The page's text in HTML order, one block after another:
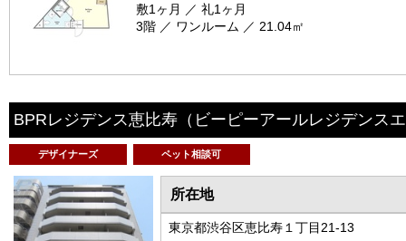
敷1ヶ月 ／ 礼1ヶ月
3階 ／ ワンルーム ／ 21.04㎡
BPRレジデンス恵比寿 （ビーピーアールレジデンス
デザイナーズ ペット相談可
所在地
東京都渋谷区恵比寿１丁目21-13